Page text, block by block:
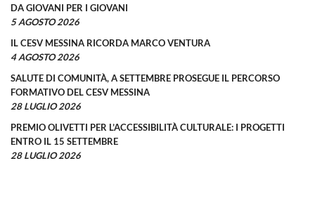
DA GIOVANI PER I GIOVANI
5 AGOSTO 2026
IL CESV MESSINA RICORDA MARCO VENTURA
4 AGOSTO 2026
SALUTE DI COMUNITÀ, A SETTEMBRE PROSEGUE IL PERCORSO
FORMATIVO DEL CESV MESSINA
28 LUGLIO 2026
PREMIO OLIVETTI PER L’ACCESSIBILITÀ CULTURALE: I PROGETTI
ENTRO IL 15 SETTEMBRE
28 LUGLIO 2026